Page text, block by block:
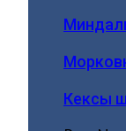
Кексы